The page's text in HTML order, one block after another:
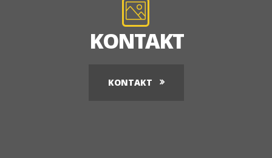
KONTAKT
KONTAKT